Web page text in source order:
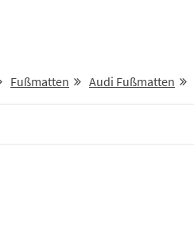
Fußmatten Audi Fußmatten